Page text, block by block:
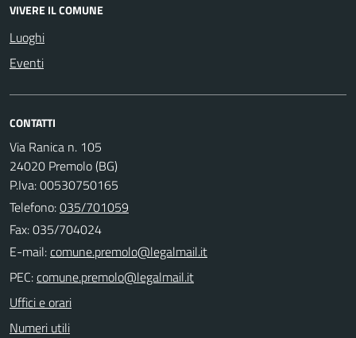
VIVERE IL COMUNE
Luoghi
Eventi
CONTATTI
Via Ranica n. 105
24020 Premolo (BG)
P.Iva: 00530750165
Telefono:035/701059
Fax: 035/704024
E-mail:
PEC:
Uffici e orari
Numeri utili